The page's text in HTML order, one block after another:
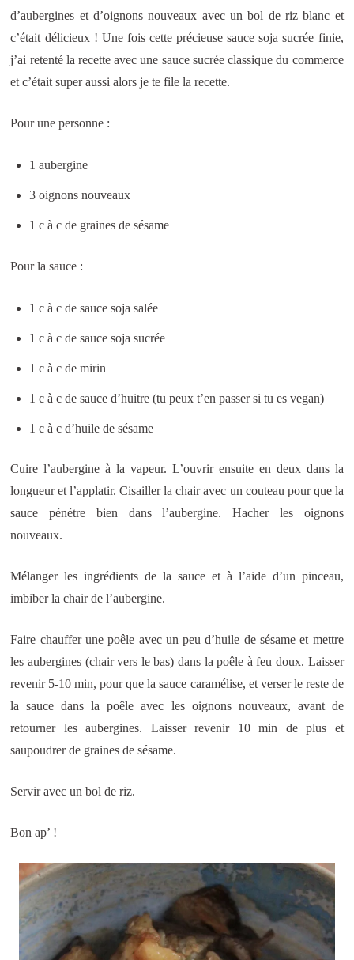
d’aubergines et d’oignons nouveaux avec un bol de riz blanc et
c’était délicieux ! Une fois cette précieuse sauce soja sucrée finie,
j’ai retenté la recette avec une sauce sucrée classique du commerce
et c’était super aussi alors je te file la recette.
Pour une personne :
1 aubergine
3 oignons nouveaux
1 c à c de graines de sésame
Pour la sauce :
1 c à c de sauce soja salée
1 c à c de sauce soja sucrée
1 c à c de mirin
1 c à c de sauce d’huitre (tu peux t’en passer si tu es vegan)
1 c à c d’huile de sésame
Cuire l’aubergine à la vapeur. L’ouvrir ensuite en deux dans la
longueur et l’applatir. Cisailler la chair avec un couteau pour que la
sauce pénétre bien dans l’aubergine. Hacher les oignons
nouveaux.
Mélanger les ingrédients de la sauce et à l’aide d’un pinceau,
imbiber la chair de l’aubergine.
Faire chauffer une poêle avec un peu d’huile de sésame et mettre
les aubergines (chair vers le bas) dans la poêle à feu doux. Laisser
revenir 5-10 min, pour que la sauce caramélise, et verser le reste de
la sauce dans la poêle avec les oignons nouveaux, avant de
retourner les aubergines. Laisser revenir 10 min de plus et
saupoudrer de graines de sésame.
Servir avec un bol de riz.
Bon ap’ !